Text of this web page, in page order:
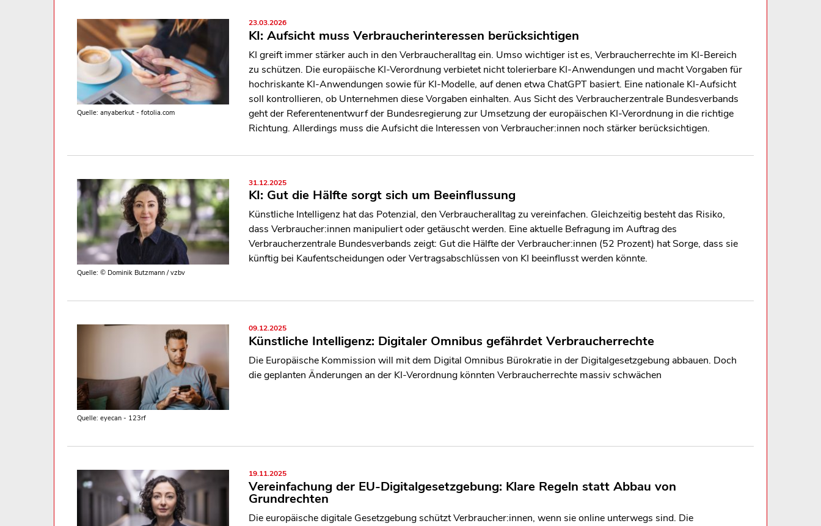
Quelle: anyaberkut - fotolia.com
23.03.2026
KI: Aufsicht muss Verbraucherinteressen berücksichtigen
KI greift immer stärker auch in den Verbraucheralltag ein. Umso wichtiger ist es, Verbraucherrechte im KI-Bereich
zu schützen. Die europäische KI-Verordnung verbietet nicht tolerierbare KI-Anwendungen und macht Vorgaben für
hochriskante KI-Anwendungen sowie für KI-Modelle, auf denen etwa ChatGPT basiert. Eine nationale KI-Aufsicht
soll kontrollieren, ob Unternehmen diese Vorgaben einhalten. Aus Sicht des Verbraucherzentrale Bundesverbands
geht der Referentenentwurf der Bundesregierung zur Umsetzung der europäischen KI-Verordnung in die richtige
Richtung. Allerdings muss die Aufsicht die Interessen von Verbraucher:innen noch stärker berücksichtigen.
Quelle: © Dominik Butzmann / vzbv
31.12.2025
KI: Gut die Hälfte sorgt sich um Beeinflussung
Künstliche Intelligenz hat das Potenzial, den Verbraucheralltag zu vereinfachen. Gleichzeitig besteht das Risiko,
dass Verbraucher:innen manipuliert oder getäuscht werden. Eine aktuelle Befragung im Auftrag des
Verbraucherzentrale Bundesverbands zeigt: Gut die Hälfte der Verbraucher:innen (52 Prozent) hat Sorge, dass sie
künftig bei Kaufentscheidungen oder Vertragsabschlüssen von KI beeinflusst werden könnte.
Quelle: eyecan - 123rf
09.12.2025
Künstliche Intelligenz: Digitaler Omnibus gefährdet Verbraucherrechte
Die Europäische Kommission will mit dem Digital Omnibus Bürokratie in der Digitalgesetzgebung abbauen. Doch
die geplanten Änderungen an der KI-Verordnung könnten Verbraucherrechte massiv schwächen
19.11.2025
Vereinfachung der EU-Digitalgesetzgebung: Klare Regeln statt Abbau von
Grundrechten
Die europäische digitale Gesetzgebung schützt Verbraucher:innen, wenn sie online unterwegs sind. Die